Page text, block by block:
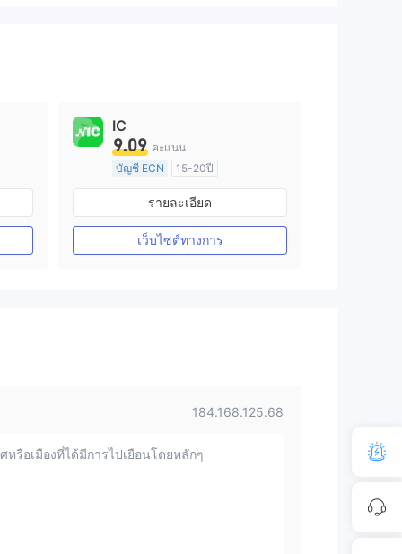
IC
9.09 คะแนน
บัญชี ECN
15-20ปี
การกำกับดูแล ออสเตรเลีย
ใบอนุญาต MT4 แบบเต็ม
รายละเอียด
เว็บไซต์ทางการ
184.168.125.68
หรือเมืองที่ได้มีการไปเยือนโดยหลักๆ